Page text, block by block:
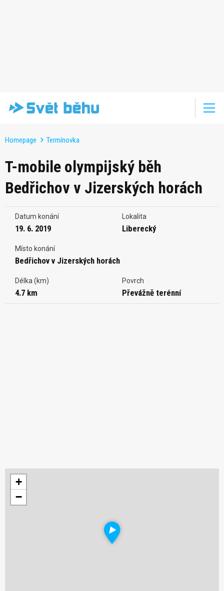
Homepage Termínovka
T-mobile olympijský běh
Bedřichov v Jizerských horách
Datum konání
19. 6. 2019
Lokalita
Liberecký
Místo konání
Bedřichov v Jizerských horách
Délka (km)
4.7 km
Povrch
Převážně terénní
+
−